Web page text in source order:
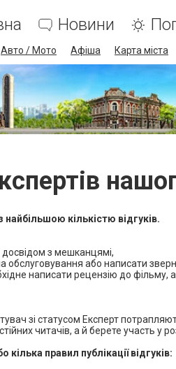
Новини
Авто / Мото Афіша Карта міста
кількістю відгуків.
досвідом з мешканцямi,
обслуговування або написати
написати рецензію до
зі статусом Експерт
читачів, а й берете участь у
правил публікації відгуків: